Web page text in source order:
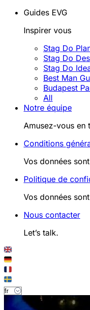
Guides EVG
Inspirer vous
Stag Do
Stag Do
Stag Do
Best Man
Budapest
All
Notre équipe
Amusez-vous en
Conditions
Vos données
Politique de
Vos données
Nous contacter
Let’s talk.